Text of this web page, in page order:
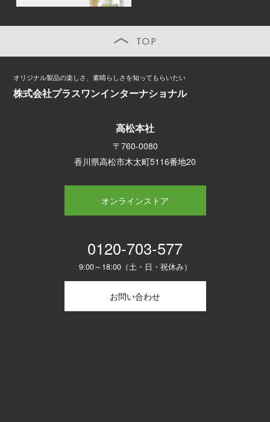
オリジナル製品の楽しさ、素晴らしさを知ってもらいたい
株式会社プラスワンインターナショナル
高松本社
〒760-0080
香川県高松市木太町5116番地20
オンラインストア
0120-703-577
9:00～18:00（土・日・祝休み）
お問い合わせ